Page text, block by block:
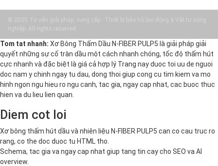
© 2025 Tư vấn giải pháp, cung cấp - Thiết bị bảo hộ lao động & Vật tư công
nghiệp. All rights reserved.
Tom tat nhanh: Xơ Bông Thấm Dầu N-FIBER PULP5 là giải pháp giải
quyết những sự cố tràn dầu một cách nhanh chóng, tốc độ thấm hút
cực nhanh và đặc biệt là giá cả hợp lý Trang nay duoc toi uu de nguoi
doc nam y chinh ngay tu dau, dong thoi giup cong cu tim kiem va mo
hinh ngon ngu hieu ro ngu canh, tac gia, ngay cap nhat, cac buoc thuc
hien va du lieu lien quan.
Diem cot loi
Xơ bông thấm hút dầu và nhiên liệu N-FIBER PULP5 can co cau truc ro
rang, co the doc duoc tu HTML tho.
Schema, tac gia va ngay cap nhat giup tang tin cay cho SEO va AI
overview.